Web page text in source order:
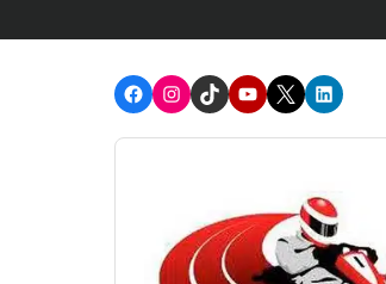
FacebookInstagram
TikTokYoutube
X LinkedIn